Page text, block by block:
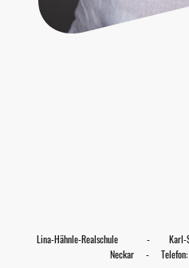
Lina-Hähnle-Realschule - Karl-
Neckar - Telefon: